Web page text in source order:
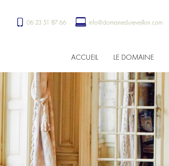
06 23 51 87 66 info@domainedureveillon.com
ACCUEIL LE DOMAINE